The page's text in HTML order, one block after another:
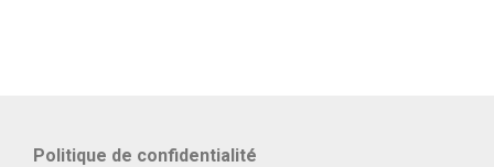
Politique de confidentialité